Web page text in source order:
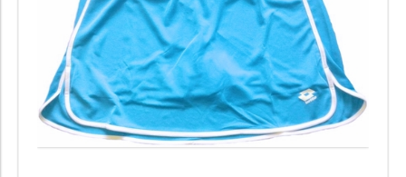
M
L
Hi-Tech
Применить Закрыть
Lotto
Применить Закрыть
2 240 4 600